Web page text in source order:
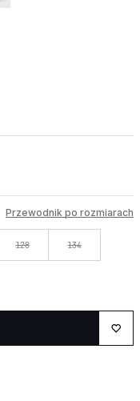
Przewodnik po rozmiarach
128 134